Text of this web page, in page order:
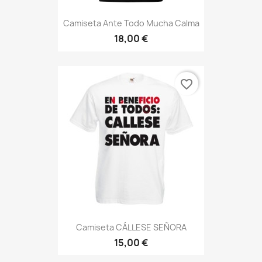
Camiseta Ante Todo Mucha Calma
18,00 €
Camiseta CÁLLESE SEÑORA
15,00 €
favorite_border